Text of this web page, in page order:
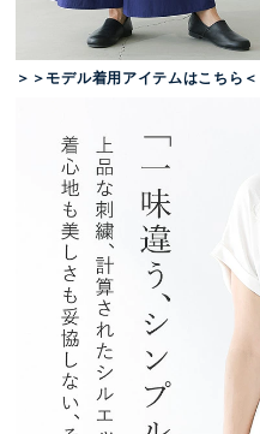
＞＞モデル着用アイテムはこちら＜